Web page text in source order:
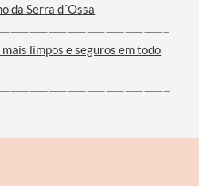
da Serra d´Ossa
limpos e seguros em todo